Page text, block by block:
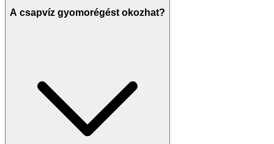
A csapvíz gyomorégést okozhat?